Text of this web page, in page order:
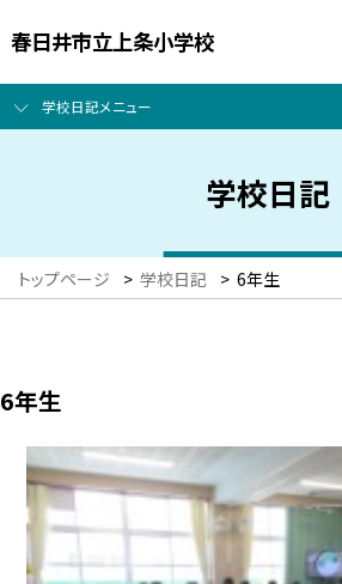
春日井市立上条小学校
学校日記メニュー
学校日記
トップページ > 学校日記 > 6年生
6年生